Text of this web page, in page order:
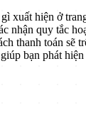
xuất hiện ở
nhận quy tắc
thanh toán sẽ
bạn phát